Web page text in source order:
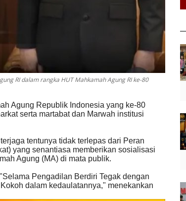
RI dalam rangka HUT Mahkamah Agung RI ke-80
Agung Republik Indonesia yang ke-80
serta martabat dan Marwah institusi
tentunya tidak terlepas dari Peran
yang senantiasa memberikan sosialisasi
Agung (MA) di mata publik.
Pengadilan Berdiri Tegak dengan
dalam kedaulatannya," menekankan